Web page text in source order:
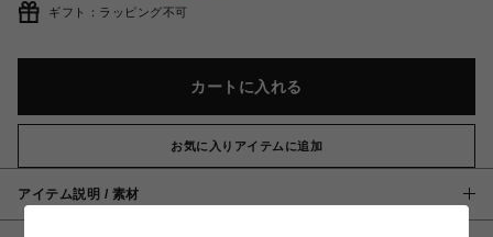
ギフト：ラッピング不可
カートに入れる
お気に入りアイテムに追加
アイテム説明 / 素材